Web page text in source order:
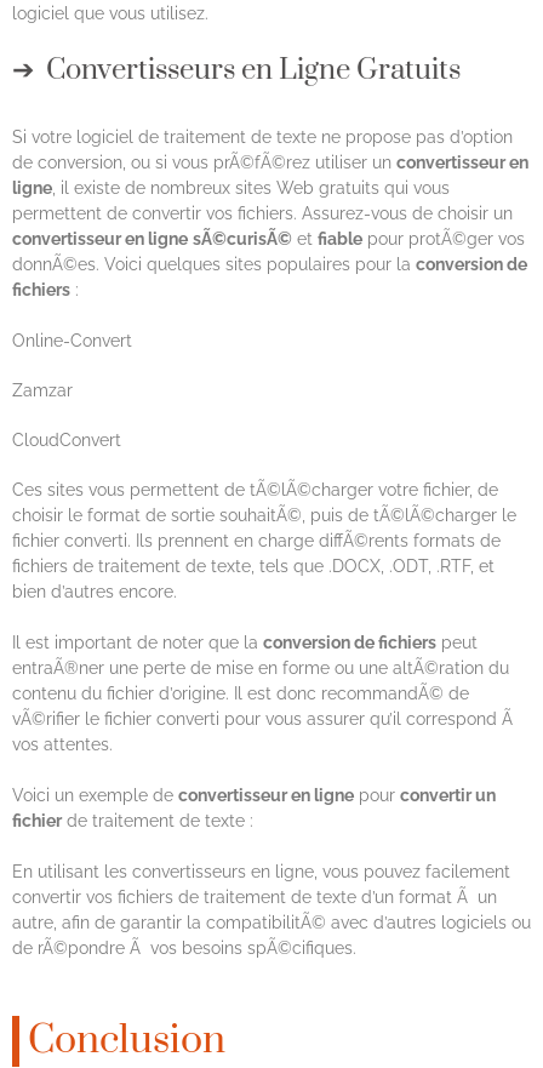
logiciel que vous utilisez.
Convertisseurs en Ligne Gratuits
Si votre logiciel de traitement de texte ne propose pas d’option
de conversion, ou si vous prÃ©fÃ©rez utiliser un convertisseur en
ligne , il existe de nombreux sites Web gratuits qui vous
permettent de convertir vos fichiers. Assurez-vous de choisir un
convertisseur en ligne sÃ©curisÃ© et fiable pour protÃ©ger vos
donnÃ©es. Voici quelques sites populaires pour la conversion de
fichiers :
Online-Convert
Zamzar
CloudConvert
Ces sites vous permettent de tÃ©lÃ©charger votre fichier, de
choisir le format de sortie souhaitÃ©, puis de tÃ©lÃ©charger le
fichier converti. Ils prennent en charge diffÃ©rents formats de
fichiers de traitement de texte, tels que .DOCX, .ODT, .RTF, et
bien d’autres encore.
Il est important de noter que la conversion de fichiers peut
entraÃ®ner une perte de mise en forme ou une altÃ©ration du
contenu du fichier d’origine. Il est donc recommandÃ© de
vÃ©rifier le fichier converti pour vous assurer qu’il correspond Ã
vos attentes.
Voici un exemple de convertisseur en ligne pour convertir un
fichierde traitement de texte :
En utilisant les convertisseurs en ligne, vous pouvez facilement
convertir vos fichiers de traitement de texte d’un format Ã un
autre, afin de garantir la compatibilitÃ© avec d’autres logiciels ou
de rÃ©pondre Ã vos besoins spÃ©cifiques.
Conclusion